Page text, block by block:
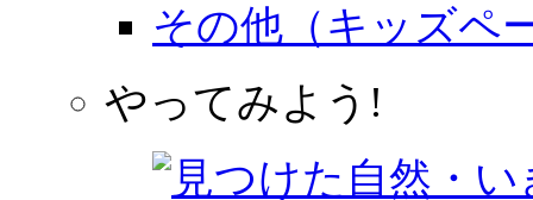
その他（キッズペ
やってみよう!